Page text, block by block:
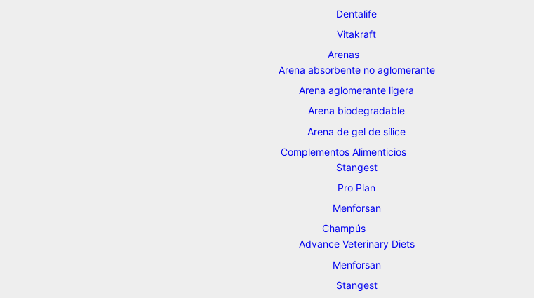
Dentalife
Vitakraft
Arenas
Arena absorbente no aglomerante
Arena aglomerante ligera
Arena biodegradable
Arena de gel de sílice
Complementos Alimenticios
Stangest
Pro Plan
Menforsan
Champús
Advance Veterinary Diets
Menforsan
Stangest